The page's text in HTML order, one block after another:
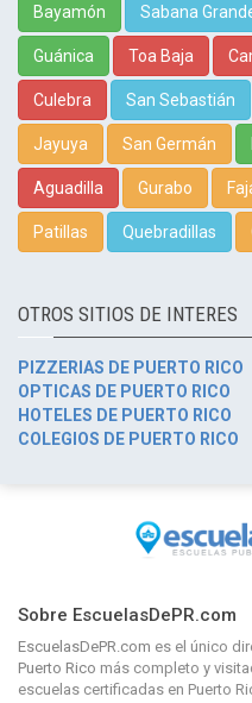
Bayamón Sabana
Guánica Toa Baja
Culebra San Sebastián
Jayuya San Germán
Aguadilla Gurabo
Patillas Quebradillas
OTROS SITIOS DE INTERES
PIZZERIAS DE PUERTO RICO
OPTICAS DE PUERTO RICO
HOTELES DE PUERTO RICO
COLEGIOS DE PUERTO RICO
Sobre EscuelasDePR.com
EscuelasDePR.com es el único
Puerto Rico más completo y
escuelas certificadas en Puerto